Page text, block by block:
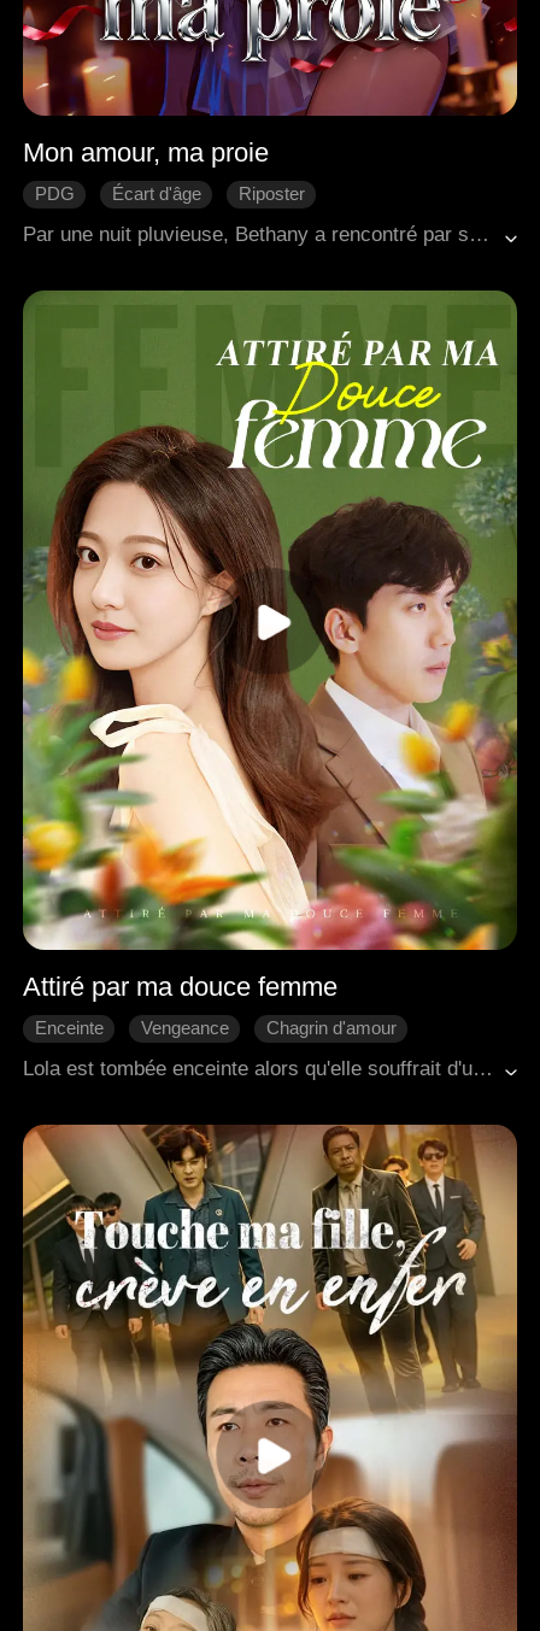
Mon amour, ma proie
PDG Écart d'âge
Riposter
Amour moderne
Par une nuit pluvieuse, Bethany a rencontré par surprise Matthew, le leader énigmatique d'une puissante famille criminelle. Dès qu'il l'a vue, Matthew est tombé sous son charme et l'a courtisée avec une détermination implacable. Au fil du temps, Bethany s'est retrouvée à tomber amoureuse de lui, malgré les dangers qui entouraient son monde.
Attiré par ma douce femme
Enceinte Vengeance Chagrin d'amour
Lola est tombée enceinte alors qu'elle souffrait d'un cancer de l'estomac. Mais elle est accusée à tort par Rita, qui se fait passer pour une femme riche. Finalement, Lola a fait une fausse couche. Pleine de ressentiment, Lola a été profondément déçue par son mari Mateo. Après avoir feint sa mort pendant trois ans, elle est revenue dans le seul but de se venger.